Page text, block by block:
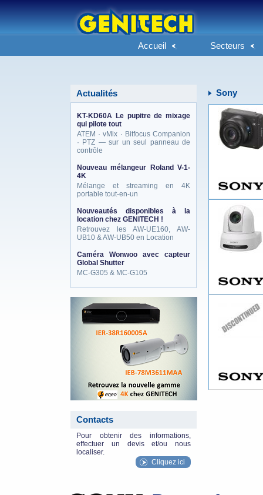
Accueil Secteurs
Actualités
KT-KD60A Le pupitre de mixage
qui pilote tout
ATEM · vMix · Bitfocus Companion
· PTZ — sur un seul panneau de
contrôle
Nouveau mélangeur Roland V-1-
4K
Mélange et streaming en 4K
portable tout-en-un
Nouveautés disponibles à la
location chez GENITECH !
Retrouvez les AW-UE160, AW-
UB10 & AW-UB50 en Location
Caméra Wonwoo avec capteur
Global Shutter
MC-G305 & MC-G105
Contacts
Pour obtenir des informations,
effectuer un devis et/ou nous
localiser.
Cliquez ici
Sony